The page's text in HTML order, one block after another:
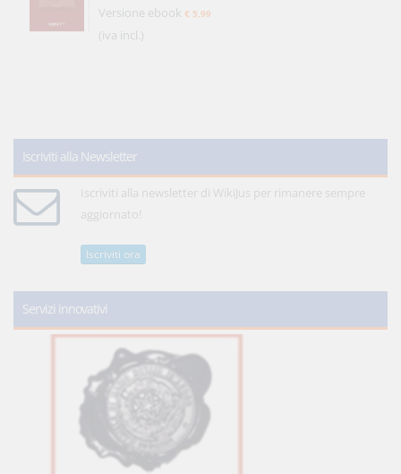
Versione ebook € 5,99
(iva incl.)
Iscriviti alla Newsletter
Iscriviti alla newsletter di WikiJus per rimanere sempre
aggiornato!
Iscriviti ora
Servizi innovativi